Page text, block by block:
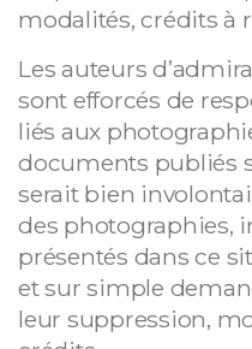
modalités, crédits à
Les auteurs
sont efforcés de
liés aux
documents publiés
serait bien
des photographies,
présentés dans ce
et sur simple
leur suppression,